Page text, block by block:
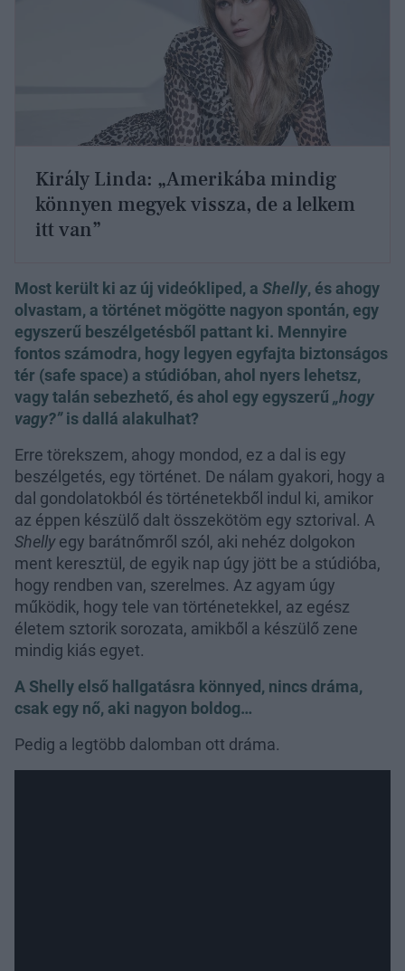
Király Linda: „Amerikába mindig
könnyen megyek vissza, de a lelkem
itt van”
Most került ki az új videókliped, a Shelly, és ahogy
olvastam, a történet mögötte nagyon spontán, egy
egyszerű beszélgetésből pattant ki. Mennyire
fontos számodra, hogy legyen egyfajta biztonságos
tér (safe space) a stúdióban, ahol nyers lehetsz,
vagy talán sebezhető, és ahol egy egyszerű „hogy
vagy?”is dallá alakulhat?
Erre törekszem, ahogy mondod, ez a dal is egy
beszélgetés, egy történet. De nálam gyakori, hogy a
dal gondolatokból és történetekből indul ki, amikor
az éppen készülő dalt összekötöm egy sztorival. A
Shellyegy barátnőmről szól, aki nehéz dolgokon
ment keresztül, de egyik nap úgy jött be a stúdióba,
hogy rendben van, szerelmes. Az agyam úgy
működik, hogy tele van történetekkel, az egész
életem sztorik sorozata, amikből a készülő zene
mindig kiás egyet.
A Shelly első hallgatásra könnyed, nincs dráma,
csak egy nő, aki nagyon boldog…
Pedig a legtöbb dalomban ott dráma.